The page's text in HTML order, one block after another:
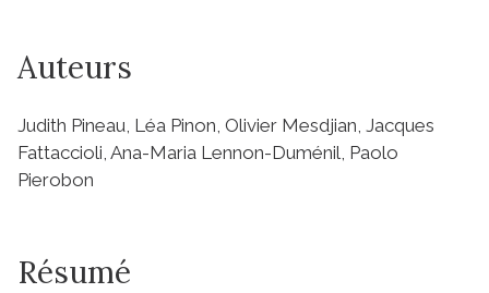
Auteurs
Judith Pineau, Léa Pinon, Olivier Mesdjian, Jacques
Fattaccioli, Ana-Maria Lennon-Duménil, Paolo
Pierobon
Résumé